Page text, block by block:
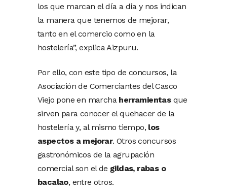
los que marcan el día a día y nos indican
la manera que tenemos de mejorar,
tanto en el comercio como en la
hostelería”, explica Aizpuru.
Por ello, con este tipo de concursos, la
Asociación de Comerciantes del Casco
Viejo pone en marcha herramientasque
sirven para conocer el quehacer de la
hostelería y, al mismo tiempo, los
aspectos a mejorar. Otros concursos
gastronómicos de la agrupación
comercial son el de gildas, rabas o
bacalao, entre otros.